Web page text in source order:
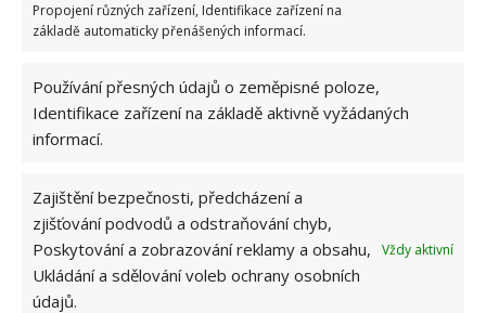
Propojení různých zařízení, Identifikace zařízení na
základě automaticky přenášených informací.
Používání přesných údajů o zeměpisné poloze,
Identifikace zařízení na základě aktivně vyžádaných
informací.
Zajištění bezpečnosti, předcházení a
zjišťování podvodů a odstraňování chyb,
Poskytování a zobrazování reklamy a obsahu,
Ukládání a sdělování voleb ochrany osobních
údajů.
Vždy aktivní
Kvíz o tom, jak probíhal pracovní pohovor za
Pracujete z domova? Odstraňte všechny rušivé
elementy a proměňte domácí kancelář v útulné
místo